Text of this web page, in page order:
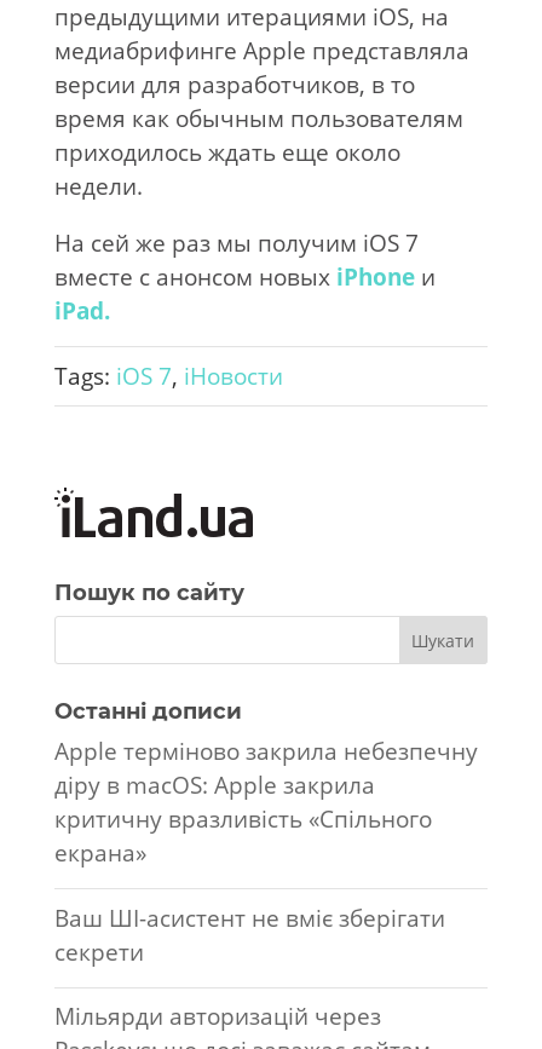
предыдущими итерациями iOS, на
медиабрифинге Apple представляла
версии для разработчиков, в то
время как обычным пользователям
приходилось ждать еще около
недели.
На сей же раз мы получим iOS 7
вместе с анонсом новых iPhoneи
iPad.
Tags: iOS 7, iНовости
Пошук по сайту
Останні дописи
Apple терміново закрила небезпечну
діру в macOS: Apple закрила
критичну вразливість «Спільного
екрана»
Ваш ШІ-асистент не вміє зберігати
секрети
Мільярди авторизацій через